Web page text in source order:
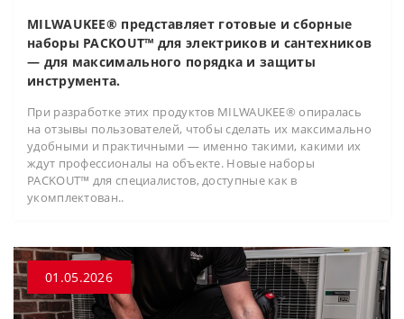
MILWAUKEE® представляет готовые и сборные
наборы PACKOUT™ для электриков и сантехников
— для максимального порядка и защиты
инструмента.
При разработке этих продуктов MILWAUKEE® опиралась
на отзывы пользователей, чтобы сделать их максимально
удобными и практичными — именно такими, какими их
ждут профессионалы на объекте. Новые наборы
PACKOUT™ для специалистов, доступные как в
укомплектован..
01.05.2026